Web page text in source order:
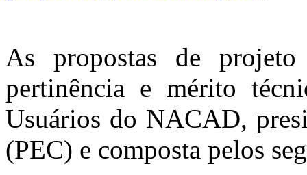
As propostas de
pertinência e mérito
Usuários do NACAD,
(PEC) e composta pelos